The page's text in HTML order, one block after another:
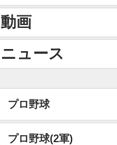
動画
ニュース
プロ野球
プロ野球(2軍)